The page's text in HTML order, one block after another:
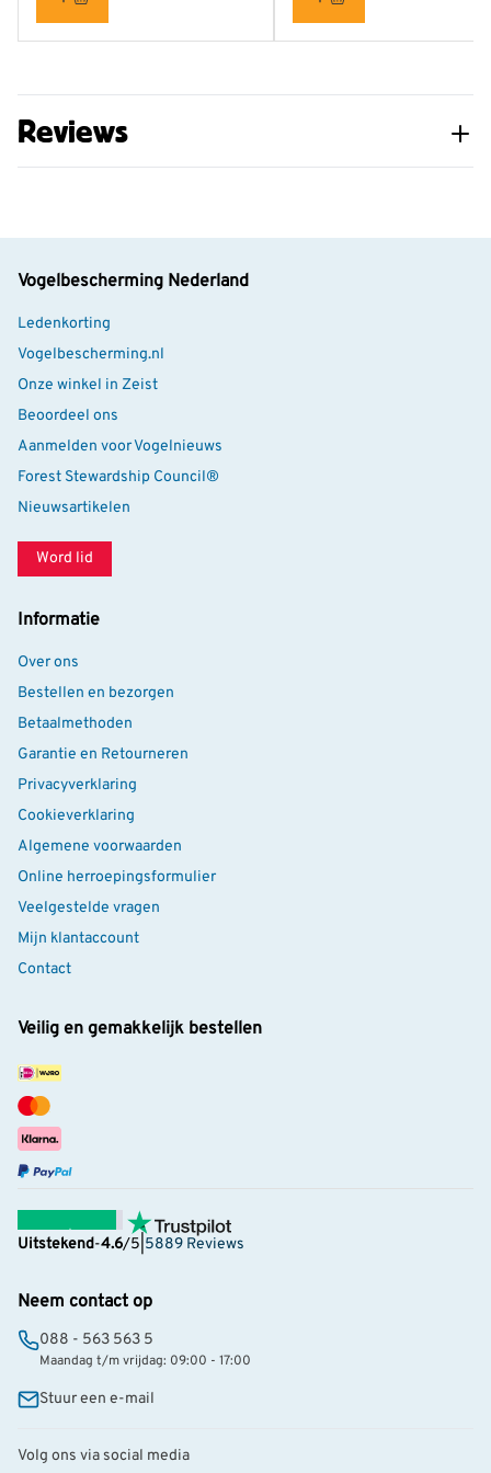
Reviews
Vogelbescherming Nederland
Ledenkorting
Vogelbescherming.nl
Onze winkel in Zeist
Beoordeel ons
Aanmelden voor Vogelnieuws
Forest Stewardship Council®
Nieuwsartikelen
Word lid
Informatie
Over ons
Bestellen en bezorgen
Betaalmethoden
Garantie en Retourneren
Privacyverklaring
Cookieverklaring
Algemene voorwaarden
Online herroepingsformulier
Veelgestelde vragen
Mijn klantaccount
Contact
Veilig en gemakkelijk bestellen
Uitstekend-4.6/5 5889 Reviews
Neem contact op
088 - 563 563 5
Maandag t/m vrijdag: 09:00 - 17:00
Stuur een e-mail
Volg ons via social media